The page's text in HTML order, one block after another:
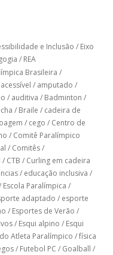
e Inclusão / Eixo
/ REA
Brasileira /
acessível / amputado /
/ auditiva / Badminton /
/ Braile / cadeira de
/ cego / Centro de
/ Comitê Paralímpico
/ Comitês/
/ CTB / Curling em cadeira
/ educação inclusiva /
Escola Paralímpica /
adaptado / esporte
/ Esportes de Verão /
/ Esqui alpino / Esqui
Atleta Paralímpico /física
/ Futebol PC / Goalball /